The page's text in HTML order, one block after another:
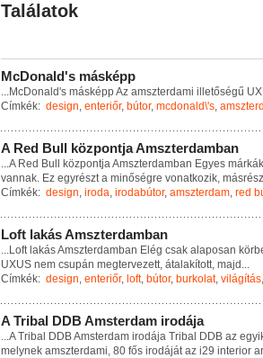
Találatok
McDonald's másképp
...McDona d's másképpAz amszterdami i etőségű UX
Címkék: design, enteriőr, bútor, mcdonald\'s,
A Red Bull központjaAmszterdamban
...A Red Bu központjaAmszterdamban Egyes márkák
vannak. Ez egyrészt a minőségre vonatkozi k, másrész
Címkék: design, iroda, irodabútor, amszterdam, red
Loft lakásAmszterdamban
...Loft akásAmszterdamban E ég csak a aposan körb
UXUS nem csupán megtervezett, áta akított, majd ...
Címkék: design, enteriőr, loft, bútor, burkolat, világítás
A Tribal DDBAmsterdam irodája
...A Triba D D BAmsterdam irodája Triba D D B az egyi
me yne k amszterdami, 80 fős irodáját az i29 interior ar